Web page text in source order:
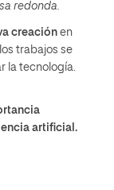
redonda.
creación en
trabajos se
la tecnología.
artificial.